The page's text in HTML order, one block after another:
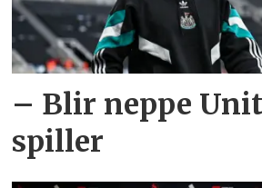
– Blir neppe
spiller